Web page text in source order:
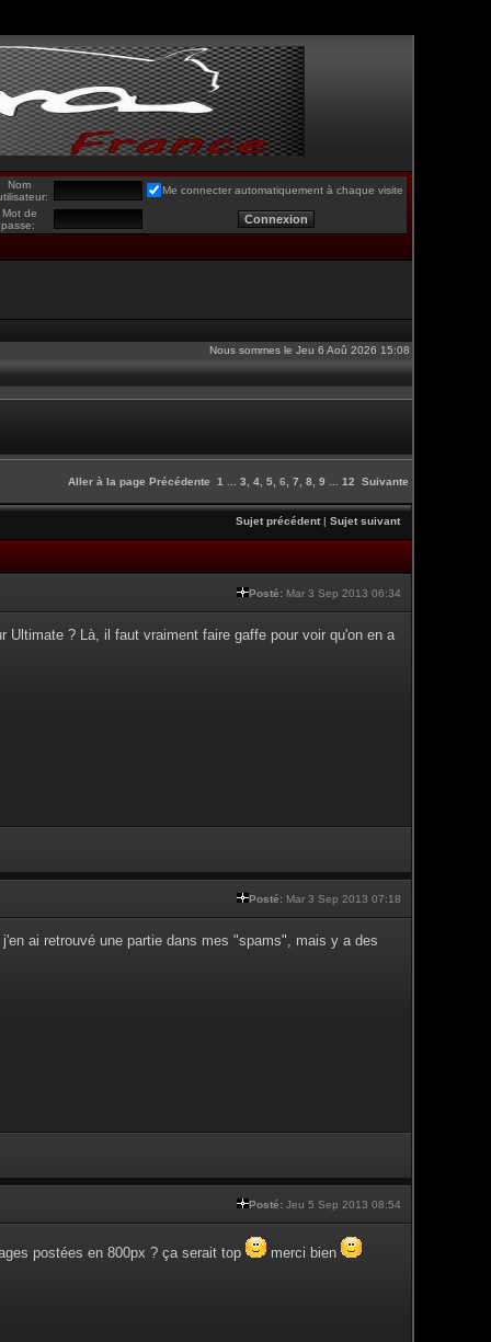
Nom
Me connecter automatiquement à chaque visite
Mot de
passe:
Nous sommes le Jeu 6 Aoû 2026 15:08
Aller à la page Précédente 1 3 4 5 6 7 8 9 12 Suivante
Sujet précédent| Sujet suivant
Posté: Mar 3 Sep 2013 06:34
Ultimate ? Là, il faut vraiment faire gaffe pour voir qu'on en a
Posté: Mar 3 Sep 2013 07:18
ai retrouvé une partie dans mes "spams", mais y a des
Posté: Jeu 5 Sep 2013 08:54
postées en 800px ? ça serait top merci bien